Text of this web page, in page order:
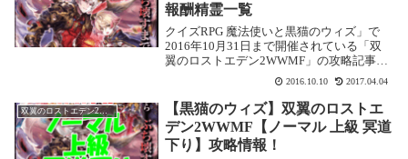
報酬精霊一覧
クイズRPG 魔法使いと黒猫のウィズ」で
2016年10月31日まで開催されている「双
翼のロストエデン2WWMF」の攻略記事で
す。ここでは配布でもらえる精霊をまとめ
ました。イージー初級報酬精霊 覇劫の不死
鳥キャラ クドラくん(L)イージー初級...
2016.10.10 2017.04.04
双翼のロストエデン2WWMF
【黒猫のウィズ】双翼のロストエ
デン2WWMF【ノーマル 上級 冥道
下り】攻略情報！